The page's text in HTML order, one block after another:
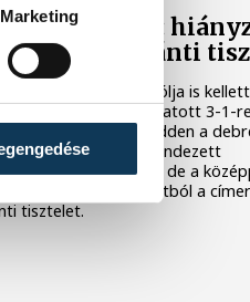
Marketing András:
mez iránti
András bombagólja is
labdarúgó-válogatott 3-1-re
a kazahokat kedden a
Stadionban rendezett
mérkőzésen, de a
hiányzott a csapatból a
tisztelet.